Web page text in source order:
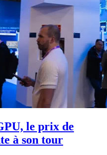
le prix de
à son tour